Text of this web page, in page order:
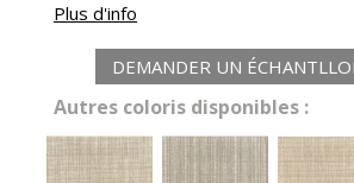
Plus d'info
DEMANDER UN
Autres coloris disponibles :